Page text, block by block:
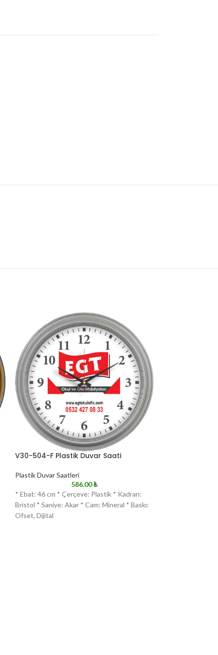
V30-504-F Plastik Duvar Saati
Plastik Duvar Saatleri
586.00₺
* Ebat: 46 cm * Çerçeve: Plastik * Kadran:
Bristol * Saniye: Akar * Cam: Mineral * Baskı:
Ofset, Dijital